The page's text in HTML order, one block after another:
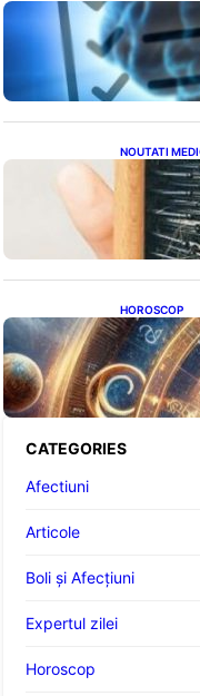
Semnele
care nu
NOUTATI
Semnele
sănătății
HOROSCOP
Portalul
pentru
CATEGORIES
Afectiuni
Articole
Boli și Afecțiuni
Expertul zilei
Horoscop